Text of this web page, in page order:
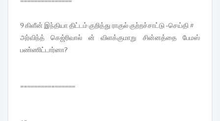
9 கிளீன் இந்தியா திட்டம் குறித்து ராகுல் குற்றச்சாட்டு -செய்தி #
அர்விந்த் கெஜ்ரிவால் ன் விளக்குமாறு சின்னத்தை பேமஸ்
பண்ணிட்டார்னா?
================